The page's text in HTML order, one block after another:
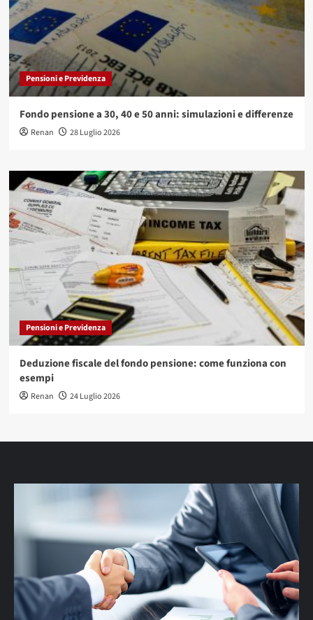
Pensioni e Previdenza
Fondo pensione a 30, 40 e 50 anni: simulazioni e differenze
Renan 28 Luglio 2026
Pensioni e Previdenza
Deduzione fiscale del fondo pensione: come funziona con
esempi
Renan 24 Luglio 2026